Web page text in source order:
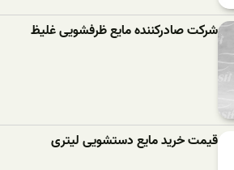
شرکت صادرکننده مایع ظرفشویی غلیظ
قیمت خرید مایع دستشویی لیتری